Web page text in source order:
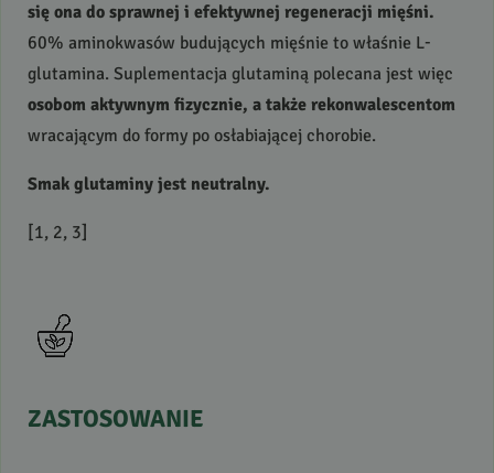
się ona do sprawnej i efektywnej regeneracji mięśni.
60% aminokwasów budujących mięśnie to właśnie L-
glutamina. Suplementacja glutaminą polecana jest więc
osobom aktywnym fizycznie, a także rekonwalescentom
wracającym do formy po osłabiającej chorobie.
Smak glutaminy jest neutralny.
[1, 2, 3]
ZASTOSOWANIE